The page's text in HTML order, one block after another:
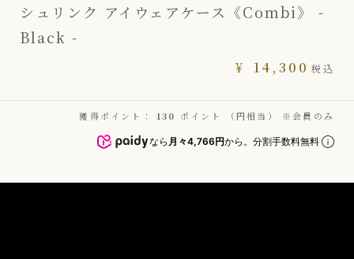
シュリンク アイウェアケース《Combi》 -
Black -
¥ 14,300 税込
獲得ポイント： 130 ポイント （円相当） ※会員のみ
なら 月々4,766円から。分割手数料無料